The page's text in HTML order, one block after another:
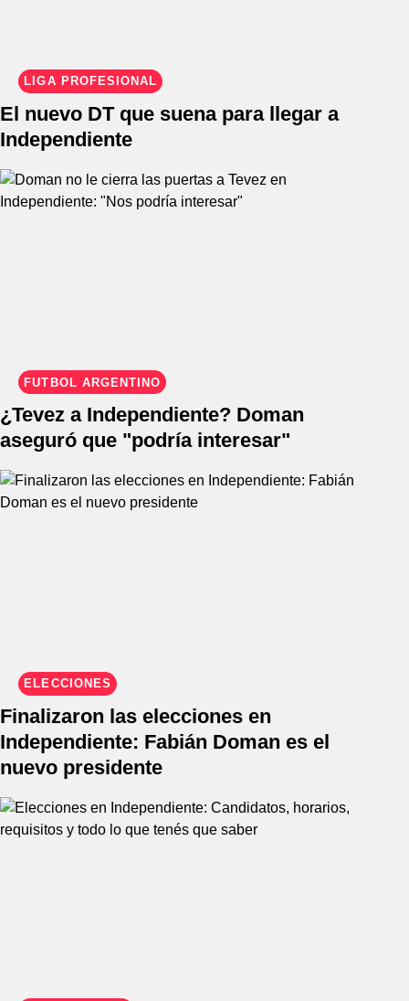
LIGA PROFESIONAL
El nuevo DT que suena para llegar a
Independiente
FÚTBOL ARGENTINO
¿Tevez a Independiente? Doman
aseguró que "podría interesar"
ELECCIONES
Finalizaron las elecciones en
Independiente: Fabián Doman es el
nuevo presidente